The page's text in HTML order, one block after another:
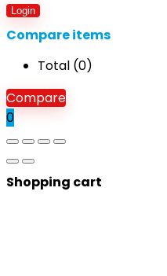
Login
Compare items
Total (0)
Compare
0
Shopping cart